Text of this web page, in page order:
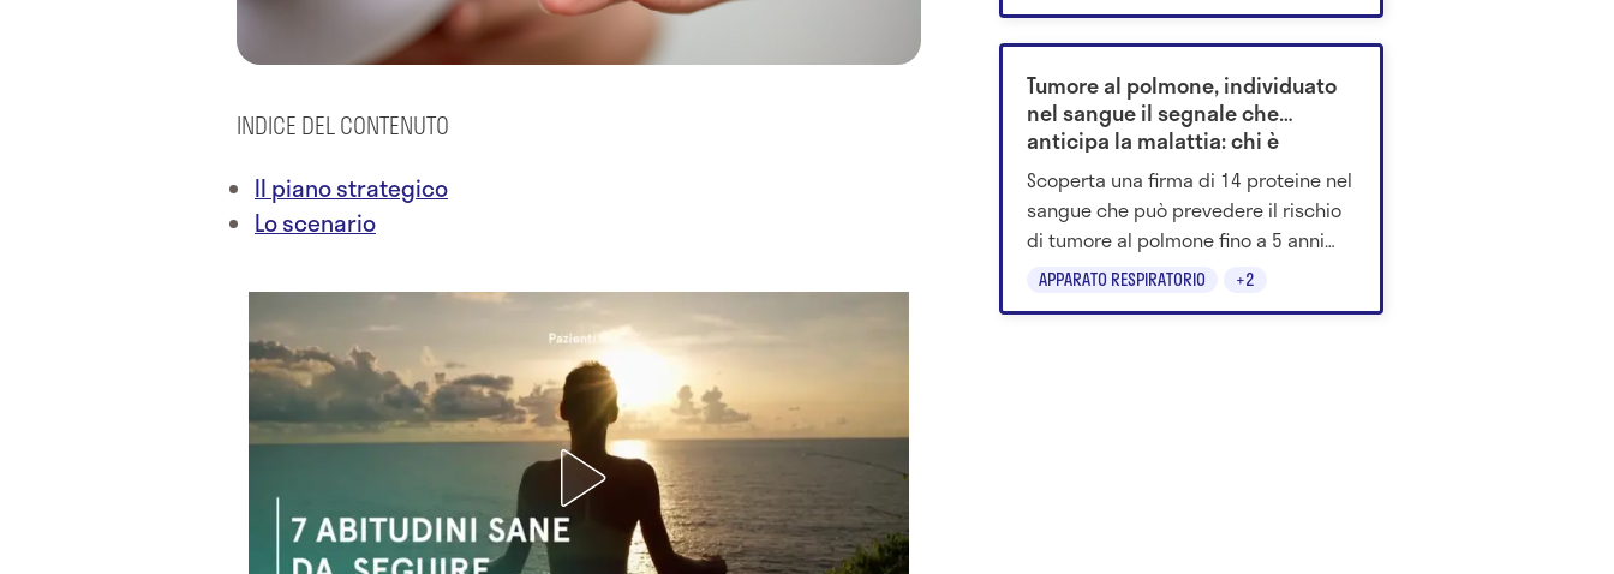
INDICE DEL CONTENUTO
Il piano strategico
Lo scenario
APPARATO RESPIRATORIO +2
Tumore al polmone, individuato
nel sangue il segnale che
anticipa la malattia: chi è
davvero a rischio
Scoperta una firma di 14 proteine nel
sangue che può prevedere il rischio
di tumore al polmone fino a 5 anni
prima della diagnosi.